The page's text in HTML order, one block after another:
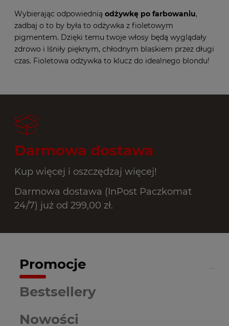
Wybierając odpowiednią odżywkę po farbowaniu,
zadbaj o to by była to odżywka z fioletowym
pigmentem. Dzięki temu twoje włosy będą wyglądały
zdrowo i lśniły pięknym, chłodnym blaskiem przez długi
czas. Fioletowa odżywka to klucz do idealnego blondu!
Darmowa dostawa
Kup więcej i oszczędzaj więcej!
Darmowa dostawa (InPost Paczkomat
24/7) już od 299,00 zł.
Promocje
Nowości
Bestsellery